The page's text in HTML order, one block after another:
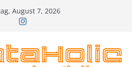
August 7, 2026